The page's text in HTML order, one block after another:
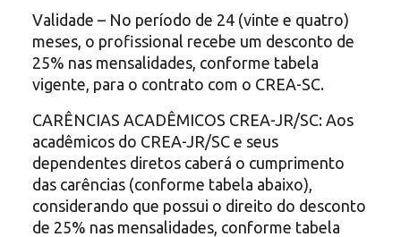
Validade – No período de 24 (vinte e quatro)
meses, o profissional recebe um desconto de
25% nas mensalidades, conforme tabela
vigente, para o contrato com o CREA-SC.
CARÊNCIAS ACADÊMICOS CREA-JR/SC: Aos
acadêmicos do CREA-JR/SC e seus
dependentes diretos caberá o cumprimento
das carências (conforme tabela abaixo),
considerando que possui o direito do desconto
de 25% nas mensalidades, conforme tabela